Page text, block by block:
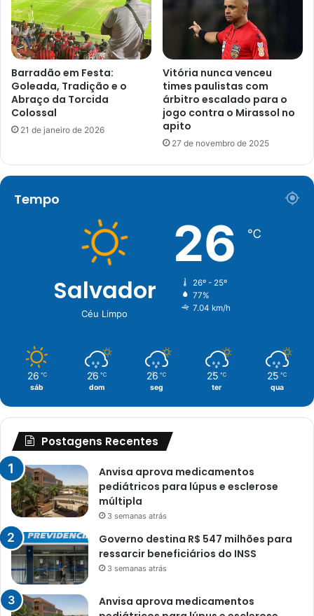
Barradão em Festa:
Goleada, Tradição e o
Abraço da Torcida
Colossal
21 de janeiro de 2026
Vitória nunca venceu
times paulistas com
árbitro escalado para o
jogo contra o Mirassol no
apito
27 de novembro de 2025
Tempo
Salvador
Céu Limpo
26 ℃
26º - 25º
77%
7.04 km/h
26 ℃
sáb
26 ℃
dom
26 ℃
seg
25 ℃
ter
25 ℃
qua
Postagens Recentes
Anvisa aprova medicamentos
pediátricos para lúpus e esclerose
múltipla
3 semanas atrás
Governo destina R$ 547 milhões para
ressarcir beneficiários do INSS
3 semanas atrás
Anvisa aprova medicamentos